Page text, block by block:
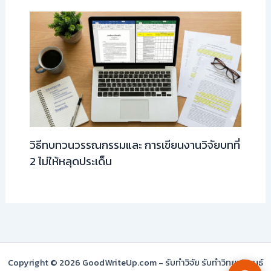
วิธีทบทวนวรรณกรรมและ การเขียนงานวิจัยบทที่
2 ไม่ให้หลุดประเด็น
Copyright © 2026 GoodWriteUp.com - รับทำวิจัย รับทำวิทยานิพนธ์